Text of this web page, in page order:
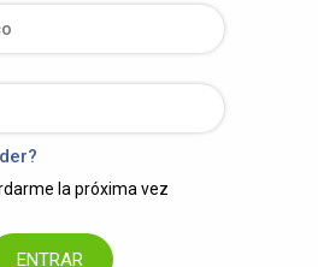
la próxima vez